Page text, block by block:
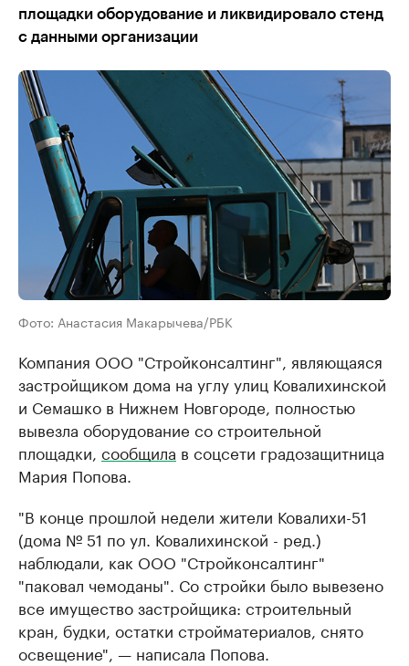
площадки оборудование и ликвидировало стенд
с данными организации
Фото: Анастасия Макарычева/РБК
Компания ООО "Стройконсалтинг", являющаяся
застройщиком дома на углу улиц Ковалихинской
и Семашко в Нижнем Новгороде, полностью
вывезла оборудование со строительной
площадки, сообщила в соцсети градозащитница
Мария Попова.
"В конце прошлой недели жители Ковалихи-51
(дома № 51 по ул. Ковалихинской - ред.)
наблюдали, как ООО "Стройконсалтинг"
"паковал чемоданы". Со стройки было вывезено
все имущество застройщика: строительный
кран, будки, остатки стройматериалов, снято
освещение", — написала Попова.